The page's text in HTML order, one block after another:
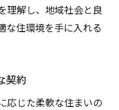
の連携
の鍵
理解し、地域社会と良
な住環境を手に入れる
契約
応じた柔軟な住まいの